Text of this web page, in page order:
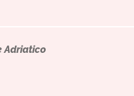
Adriatico